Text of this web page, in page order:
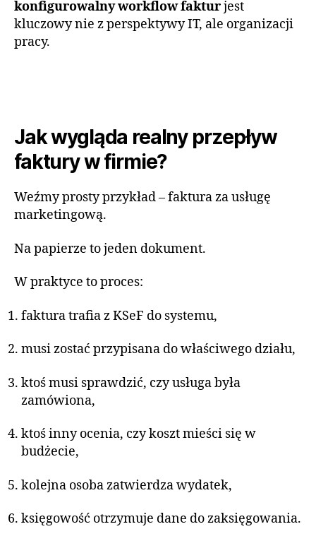
konfigurowalny workflow fakturjest
kluczowy nie z perspektywy IT, ale organizacji
pracy.
Jak wygląda realny przepływ
faktury w firmie?
Weźmy prosty przykład – faktura za usługę
marketingową.
Na papierze to jeden dokument.
W praktyce to proces:
faktura trafia z KSeF do systemu,
musi zostać przypisana do właściwego działu,
ktoś musi sprawdzić, czy usługa była
zamówiona,
ktoś inny ocenia, czy koszt mieści się w
budżecie,
kolejna osoba zatwierdza wydatek,
księgowość otrzymuje dane do zaksięgowania.